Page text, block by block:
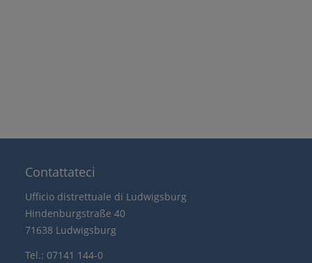
Contattateci
Ufficio distrettuale di Ludwigsburg
Hindenburgstraße 40
71638 Ludwigsburg
Tel.: 07141 144-0